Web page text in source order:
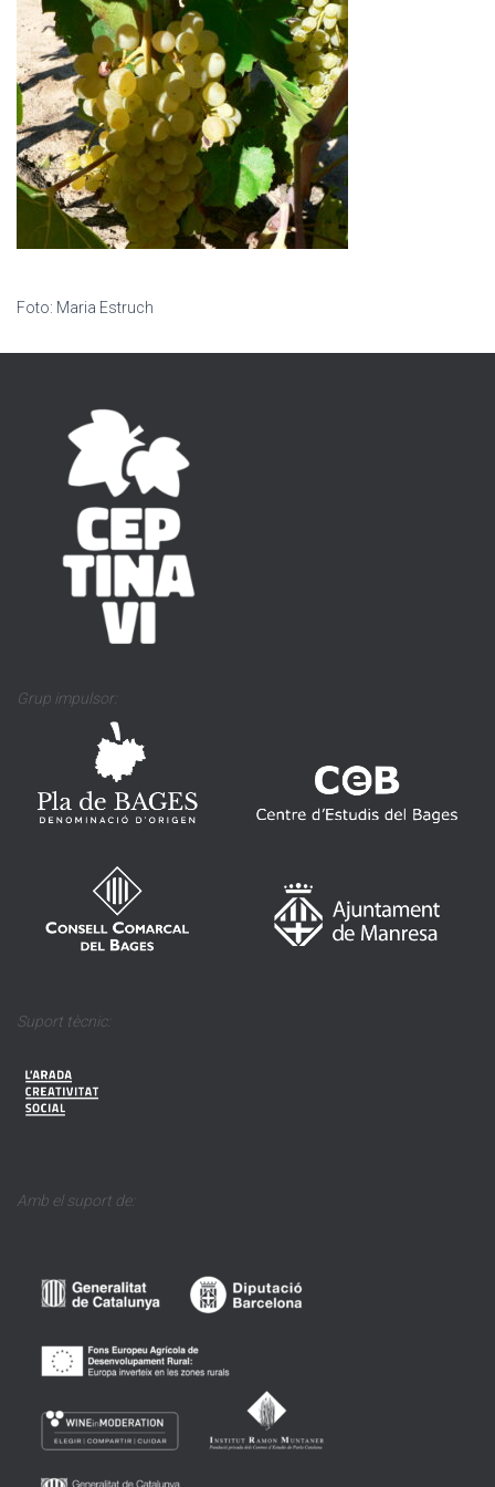
Foto: Maria Estruch
Grup impulsor:
Suport tècnic:
Amb el suport de: